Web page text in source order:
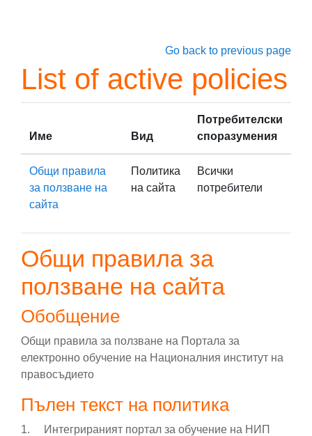
Прескочи на основното съдържаниеGo back to previous page
List of active policies
Име Вид
Потребителски
споразумения
Общи правила
за ползване на
сайта
Политика
на сайта
Всички
потребители
Общи правила за
ползване на сайта
Обобщение
Общи правила за ползване на Портала за
електронно обучение на Националния институт на
правосъдието
Пълен текст на политика
1. Интегрираният портал за обучение на НИП